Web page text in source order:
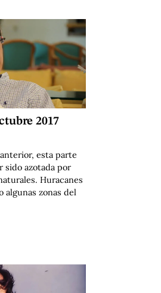
2017
esta parte
sido azotada por
Huracanes
algunas zonas del